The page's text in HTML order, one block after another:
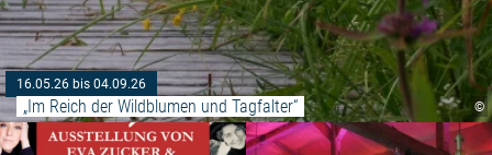
©
16.05.26 bis 04.09.26
„Im Reich der Wildblumen und Tagfalter“
Weiterlesen: "Kunstausstellung